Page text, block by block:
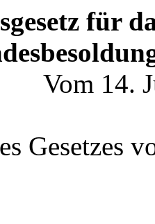
für
Vom 14.
Gesetzes